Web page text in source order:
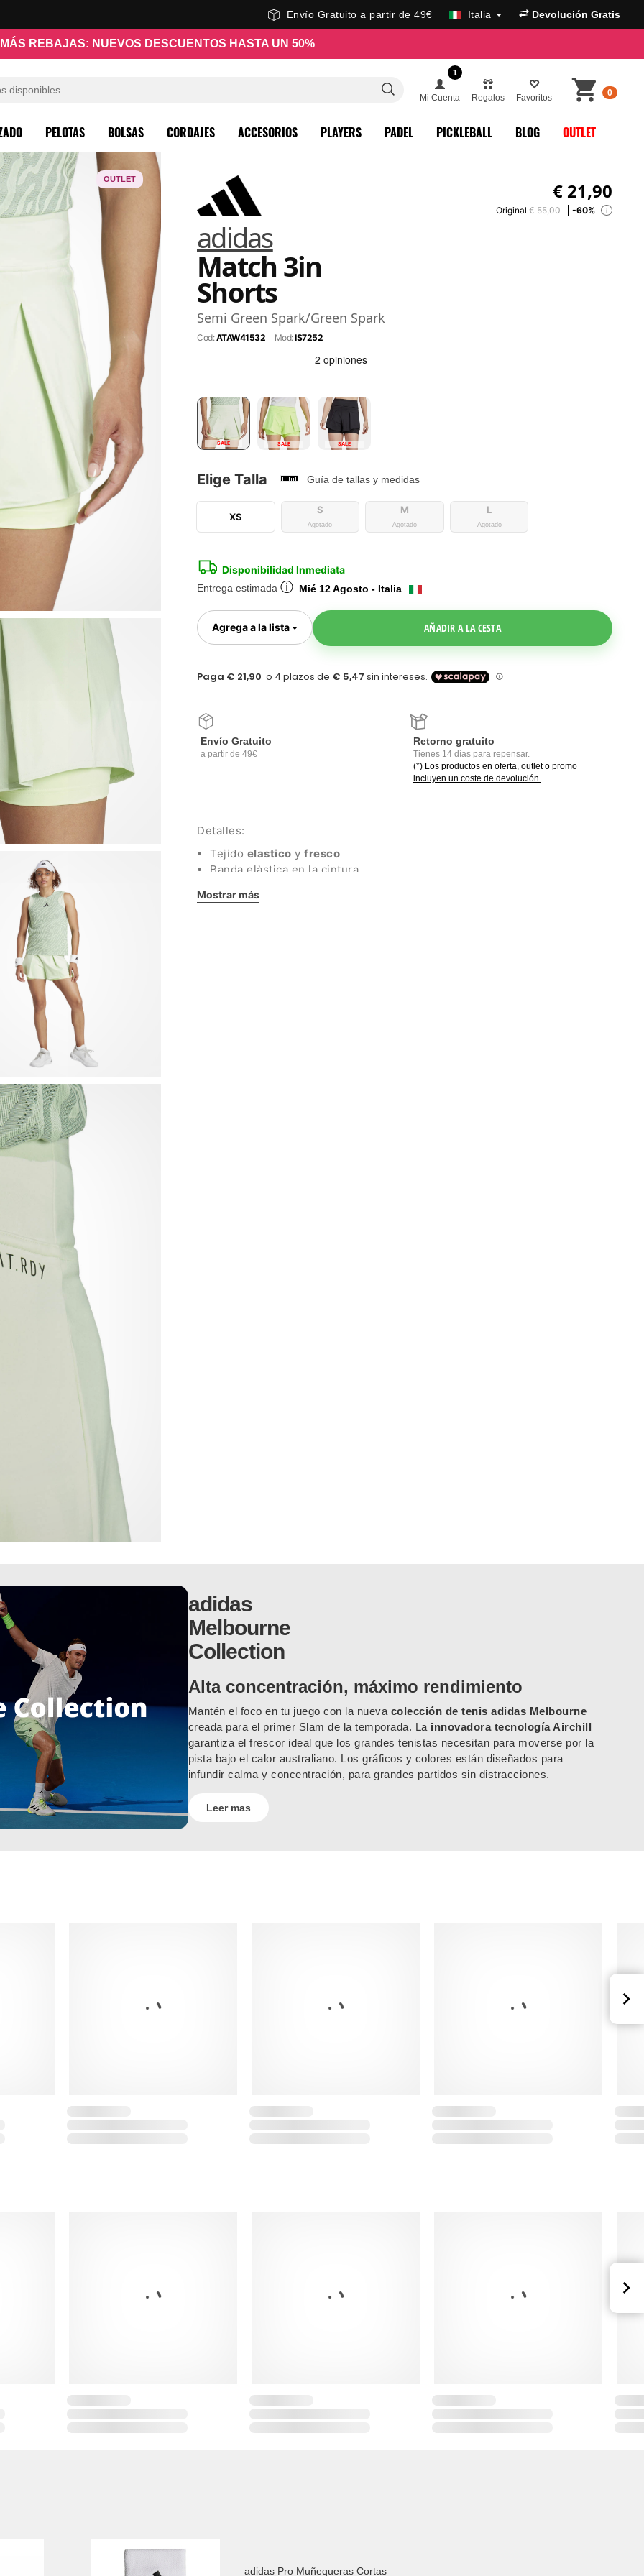
Envío Gratuito a partir de 49€ Italia Devolución Gratis
MÁS REBAJAS: NUEVOS DESCUENTOS HASTA UN 50%
1
Mi Cuenta Regalos Favoritos 0
PELOTAS BOLSAS CORDAJES ACCESORIOS PLAYERS PADEL PICKLEBALL BLOG OUTLET
adidas
Match 3in
Shorts
Semi Green Spark/Green Spark
Cod:ATAW41532 Mod:IS7252
€ 21,90
Original € 55,00 -60% i
SALE SALE SALE
Elige Talla Guía de tallas y medidas
XS
S
Agotado
M
Agotado
L
Agotado
Disponibilidad Inmediata
Entrega estimada ⓘ Mié 12 Agosto - Italia
Agrega a la lista Toggle Dropdown AÑADIR A LA CESTA
Paga € 21,90
Envío Gratuito
a partir de 49€
Retorno gratuito
Tienes 14 días para repensar.
(*) Los productos en oferta, outlet o promo
incluyen un coste de devolución.
Detalles:
Tejido elastico y fresco
Banda elàstica en la cintura
Insertos en mesh estrategicamente posicionados
Mostrar más
OUTLET
adidas
Melbourne
Collection
Alta concentración, máximo rendimiento
Mantén el foco en tu juego con la nueva colección de tenis adidas Melbourne
creada para el primer Slam de la temporada. La innovadora tecnología Airchill
garantiza el frescor ideal que los grandes tenistas necesitan para moverse por la
pista bajo el calor australiano. Los gráficos y colores están diseñados para
infundir calma y concentración, para grandes partidos sin distracciones.
Leer mas
adidas Pro Muñequeras Cortas